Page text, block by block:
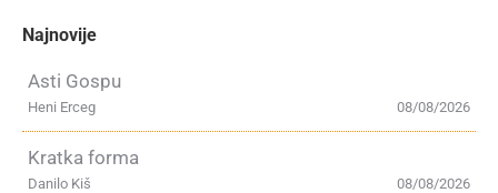
Najnovije
Asti Gospu
08/08/2026
Heni Erceg
Kratka forma
08/08/2026
Danilo Kiš